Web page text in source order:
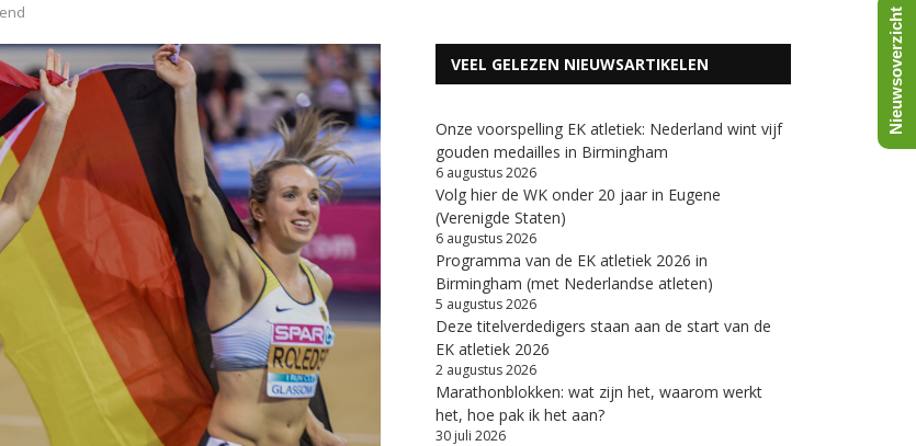
VEEL GELEZEN NIEUWSARTIKELEN
Onze voorspelling EK atletiek: Nederland wint vijf
gouden medailles in Birmingham
6 augustus 2026
Volg hier de WK onder 20 jaar in Eugene
(Verenigde Staten)
6 augustus 2026
Programma van de EK atletiek 2026 in
Birmingham (met Nederlandse atleten)
5 augustus 2026
Deze titelverdedigers staan aan de start van de
EK atletiek 2026
2 augustus 2026
Marathonblokken: wat zijn het, waarom werkt
het, hoe pak ik het aan?
30 juli 2026
Nieuwsoverzicht